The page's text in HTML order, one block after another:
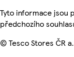
Tyto informace jsou
předchozího
© Tesco Stores ČR